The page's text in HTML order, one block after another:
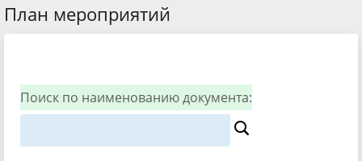
План мероприятий
Поиск по наименованию документа: